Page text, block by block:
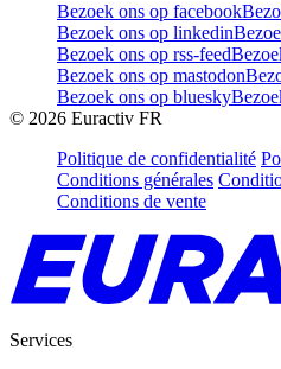
Bezoek ons op facebook
Bezoek ons op linkedin
Bezoek ons op rss-feed
Bezoek ons op mastodon
Bezoek ons op bluesky
© 2026 Euractiv FR
Politique de confidentialité
Conditions générales
Conditions de vente
Services